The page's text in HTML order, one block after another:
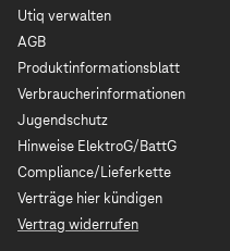
Utiq verwalten
AGB
Produktinformationsblatt
Verbraucherinformationen
Jugendschutz
Hinweise ElektroG/BattG
Compliance/Lieferkette
Verträge hier kündigen
Vertrag widerrufen